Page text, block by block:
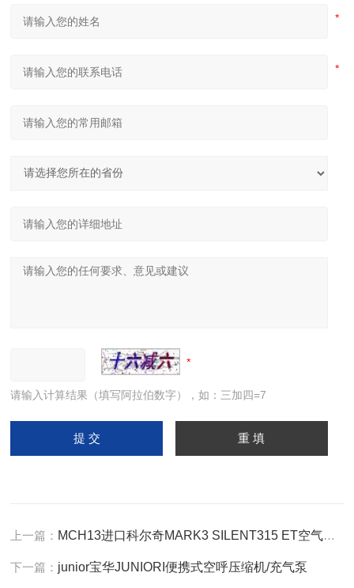
请输入计算结果（填写阿拉伯数字），如：三加四=7
上一篇： MCH13进口科尔奇MARK3 SILENT315 ET空气填充泵
下一篇： junior宝华JUNIORI便携式空呼压缩机/充气泵